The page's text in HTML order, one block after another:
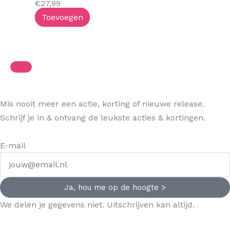
€27,99
Toevoegen
Mis nooit meer een actie, korting of nieuwe release.
Schrijf je in & ontvang de leukste acties & kortingen.
E-mail
Ja, hou me op de hoogte >
We delen je gegevens niet. Uitschrijven kan altijd.